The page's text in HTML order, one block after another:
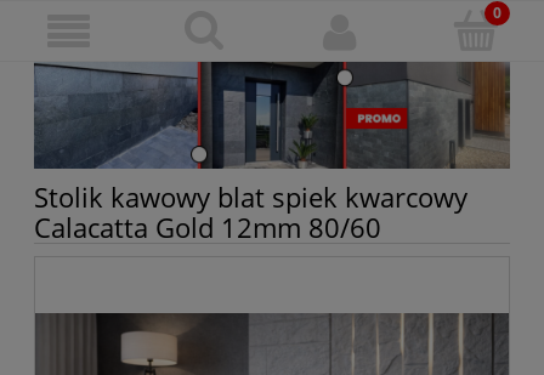
Stolik kawowy blat spiek kwarcowy
Calacatta Gold 12mm 80/60